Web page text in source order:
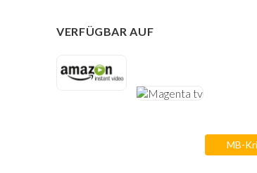
VERFÜGBAR AUF
MB-